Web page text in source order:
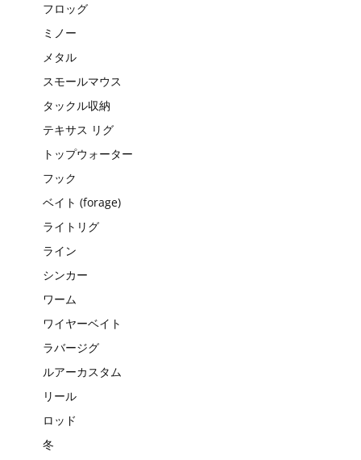
フロッグ
ミノー
メタル
スモールマウス
タックル収納
テキサス リグ
トップウォーター
フック
ベイト (forage)
ライトリグ
ライン
シンカー
ワーム
ワイヤーベイト
ラバージグ
ルアーカスタム
リール
ロッド
冬